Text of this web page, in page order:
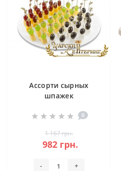
Ассорти сырных
шпажек
0
1 167 грн.
982 грн.
- +